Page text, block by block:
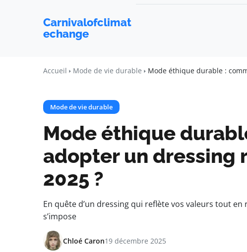
Carnivalofclimat
echange
Accueil Mode de vie durable Mode éthique durable :
Mode de vie durable
Mode éthique
adopter un dressing
2025 ?
En quête d’un dressing qui reflète vos valeurs tout
s’impose
Chloé Caron19 décembre 2025